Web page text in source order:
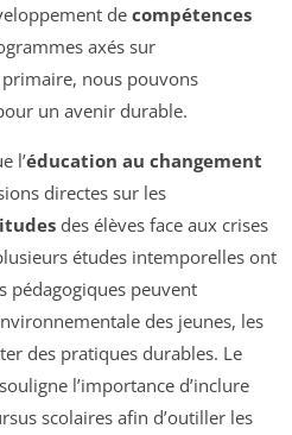
de compétences
axés sur
primaire, nous pouvons
un avenir durable.
l’éducation au changement
directes sur les
des élèves face aux crises
études intemporelles ont
pédagogiques peuvent
des jeunes, les
des pratiques durables. Le
l’importance d’inclure
scolaires afin d’outiller les